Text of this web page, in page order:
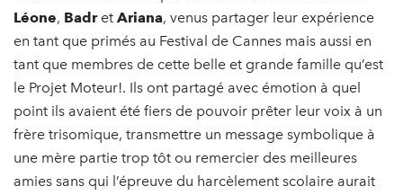
Léone, Badret Ariana, venus partager leur expérience
en tant que primés au Festival de Cannes mais aussi en
tant que membres de cette belle et grande famille qu’est
le Projet Moteur!. Ils ont partagé avec émotion à quel
point ils avaient été fiers de pouvoir prêter leur voix à un
frère trisomique, transmettre un message symbolique à
une mère partie trop tôt ou remercier des meilleures
amies sans qui l’épreuve du harcèlement scolaire aurait